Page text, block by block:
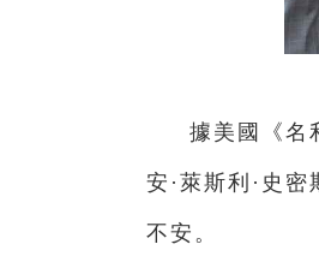
據美國《名
安·萊斯利·史
不安。